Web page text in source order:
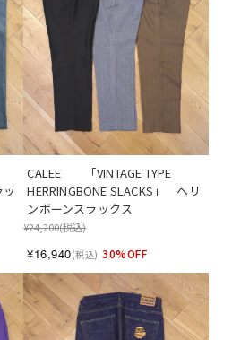
CALEE　　「VINTAGE TYPE
HERRINGBONE SLACKS」　ヘリ
ンボーンスラックス
¥24,200(税込)
¥16,940(税込) 30%OFF